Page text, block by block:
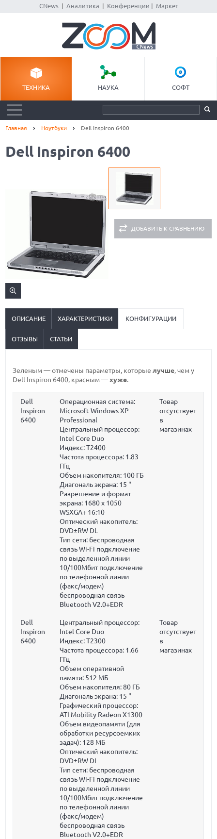
CNews| Аналитика Конференции Маркет
ТЕХНИКА НАУКА СОФТ
Главная Ноутбуки Dell Inspiron 6400
Dell Inspiron 6400
ДОБАВИТЬ К СРАВНЕНИЮ
ОПИСАНИЕ ХАРАКТЕРИСТИКИ КОНФИГУРАЦИИ
ОТЗЫВЫ СТАТЬИ
Зеленым— отмечены параметры, которыелучше, чем у
Dell Inspiron 6400, красным—хуже.
Dell
Inspiron
6400
Операционная система:
Microsoft Windows XP
Professional
Центральный процессор:
Intel Core Duo
Индекс: T2400
Частота процессора: 1.83
ГГц
Объем накопителя: 100 ГБ
Диагональ экрана: 15 "
Разрешение и формат
экрана: 1680 x 1050
WSXGA+ 16:10
Оптический накопитель:
DVD±RW DL
Тип сети: беспроводная
связь Wi-Fi подключение
по выделенной линии
10/100Мбит подключение
по телефонной линии
(факс/модем)
беспроводная связь
Bluetooth V2.0+EDR
Товар
отсутствует
в
магазинах
Dell
Inspiron
6400
Центральный процессор:
Intel Core Duo
Индекс: T2300
Частота процессора: 1.66
ГГц
Объем оперативной
памяти: 512 МБ
Объем накопителя:80 ГБ
Диагональ экрана: 15 "
Графический процессор:
ATI Mobility Radeon X1300
Объем видеопамяти (для
обработки ресурсоемких
задач): 128 МБ
Оптический накопитель:
DVD±RW DL
Тип сети: беспроводная
связь Wi-Fi подключение
по выделенной линии
10/100Мбит подключение
по телефонной линии
(факс/модем)
беспроводная связь
Bluetooth V2.0+EDR
Товар
отсутствует
в
магазинах